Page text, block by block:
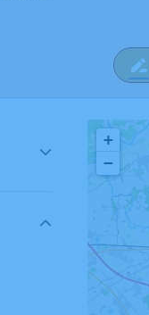
+
−